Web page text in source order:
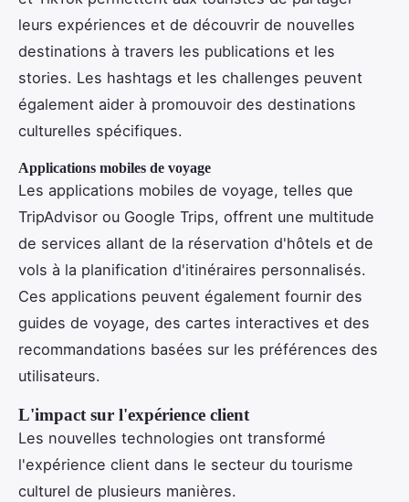
leurs expériences et de découvrir de nouvelles
destinations à travers les publications et les
stories. Les hashtags et les challenges peuvent
également aider à promouvoir des destinations
culturelles spécifiques.
Applications mobiles de voyage
Les applications mobiles de voyage, telles que
TripAdvisor ou Google Trips, offrent une multitude
de services allant de la réservation d'hôtels et de
vols à la planification d'itinéraires personnalisés.
Ces applications peuvent également fournir des
guides de voyage, des cartes interactives et des
recommandations basées sur les préférences des
utilisateurs.
L'impact sur l'expérience client
Les nouvelles technologies ont transformé
l'expérience client dans le secteur du tourisme
culturel de plusieurs manières.